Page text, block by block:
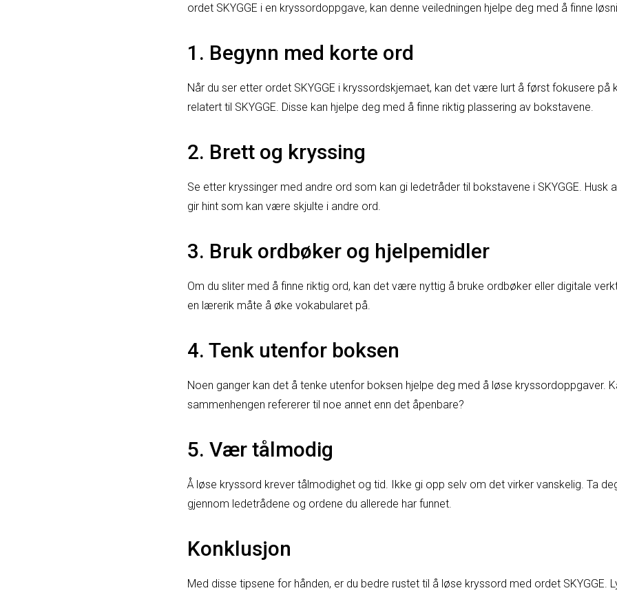
ordet SKYGGE i en kryssordoppgave, kan denne veiledningen hjelpe deg med å finne
1. Begynn med korte ord
Når du ser etter ordet SKYGGE i kryssordskjemaet, kan det være lurt å først fokusere
relatert til SKYGGE. Disse kan hjelpe deg med å finne riktig plassering av bokstavene.
2. Brett og kryssing
Se etter kryssinger med andre ord som kan gi ledetråder til bokstavene i SKYGGE. Husk
gir hint som kan være skjulte i andre ord.
3. Bruk ordbøker og hjelpemidler
Om du sliter med å finne riktig ord, kan det være nyttig å bruke ordbøker eller digitale
en lærerik måte å øke vokabularet på.
4. Tenk utenfor boksen
Noen ganger kan det å tenke utenfor boksen hjelpe deg med å løse kryssordoppgaver.
sammenhengen refererer til noe annet enn det åpenbare?
5. Vær tålmodig
Å løse kryssord krever tålmodighet og tid. Ikke gi opp selv om det virker vanskelig. Ta
gjennom ledetrådene og ordene du allerede har funnet.
Konklusjon
Med disse tipsene for hånden, er du bedre rustet til å løse kryssord med ordet SKYGGE.